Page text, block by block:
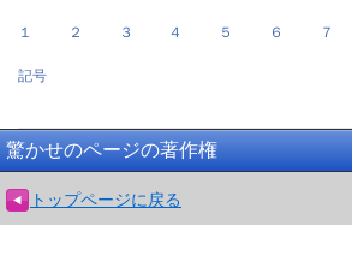
１ ２ ３ ４ ５ ６ ７
記号
驚かせのページの著作権
トップページに戻る